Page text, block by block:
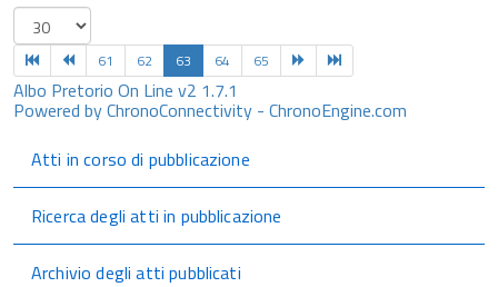
61 62 63 64 65
Albo Pretorio On Line v2 1.7.1
Powered by ChronoConnectivity - ChronoEngine.com
Atti in corso di pubblicazione
Ricerca degli atti in pubblicazione
Archivio degli atti pubblicati